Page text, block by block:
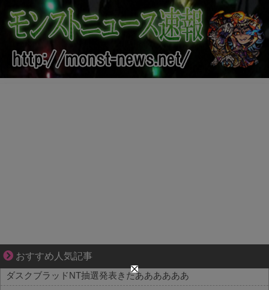
おすすめ人気記事
大変だけど幸せ。等身大の子育て物語。
ダスクブラッドNT抽選発表きたああああああ